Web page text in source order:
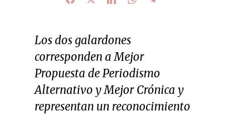
Los dos galardones
corresponden a Mejor
Propuesta de Periodismo
Alternativo y Mejor Crónica y
representan un reconocimiento